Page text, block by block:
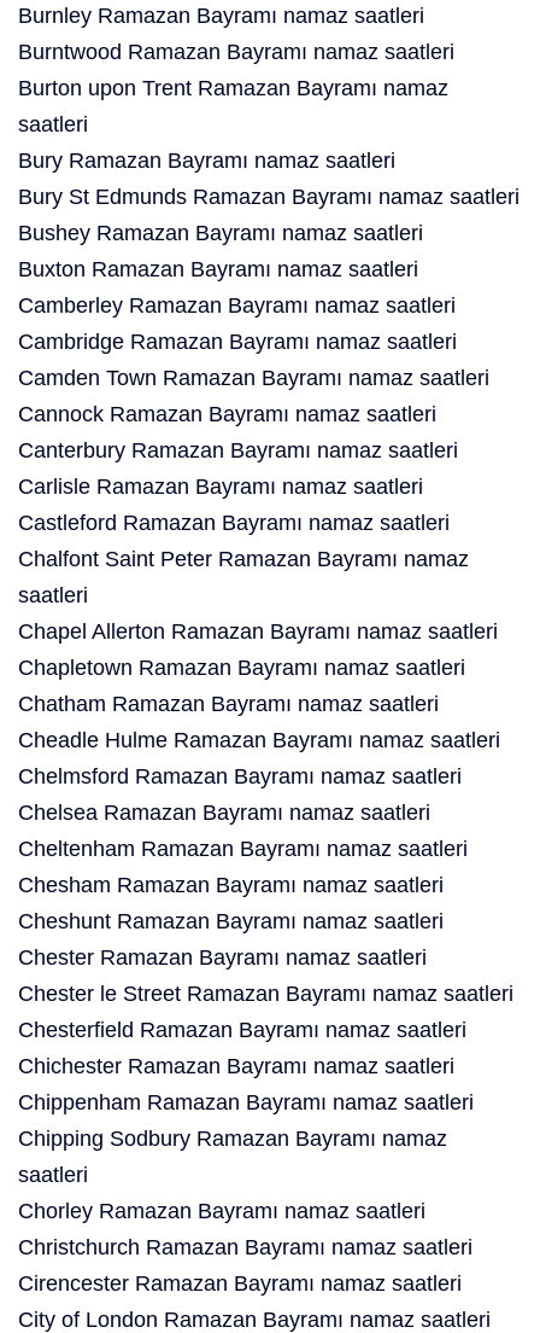
Burnley Ramazan Bayramı namaz saatleri
Burntwood Ramazan Bayramı namaz saatleri
Burton upon Trent Ramazan Bayramı namaz
saatleri
Bury Ramazan Bayramı namaz saatleri
Bury St Edmunds Ramazan Bayramı namaz saatleri
Bushey Ramazan Bayramı namaz saatleri
Buxton Ramazan Bayramı namaz saatleri
Camberley Ramazan Bayramı namaz saatleri
Cambridge Ramazan Bayramı namaz saatleri
Camden Town Ramazan Bayramı namaz saatleri
Cannock Ramazan Bayramı namaz saatleri
Canterbury Ramazan Bayramı namaz saatleri
Carlisle Ramazan Bayramı namaz saatleri
Castleford Ramazan Bayramı namaz saatleri
Chalfont Saint Peter Ramazan Bayramı namaz
saatleri
Chapel Allerton Ramazan Bayramı namaz saatleri
Chapletown Ramazan Bayramı namaz saatleri
Chatham Ramazan Bayramı namaz saatleri
Cheadle Hulme Ramazan Bayramı namaz saatleri
Chelmsford Ramazan Bayramı namaz saatleri
Chelsea Ramazan Bayramı namaz saatleri
Cheltenham Ramazan Bayramı namaz saatleri
Chesham Ramazan Bayramı namaz saatleri
Cheshunt Ramazan Bayramı namaz saatleri
Chester Ramazan Bayramı namaz saatleri
Chester le Street Ramazan Bayramı namaz saatleri
Chesterfield Ramazan Bayramı namaz saatleri
Chichester Ramazan Bayramı namaz saatleri
Chippenham Ramazan Bayramı namaz saatleri
Chipping Sodbury Ramazan Bayramı namaz
saatleri
Chorley Ramazan Bayramı namaz saatleri
Christchurch Ramazan Bayramı namaz saatleri
Cirencester Ramazan Bayramı namaz saatleri
City of London Ramazan Bayramı namaz saatleri